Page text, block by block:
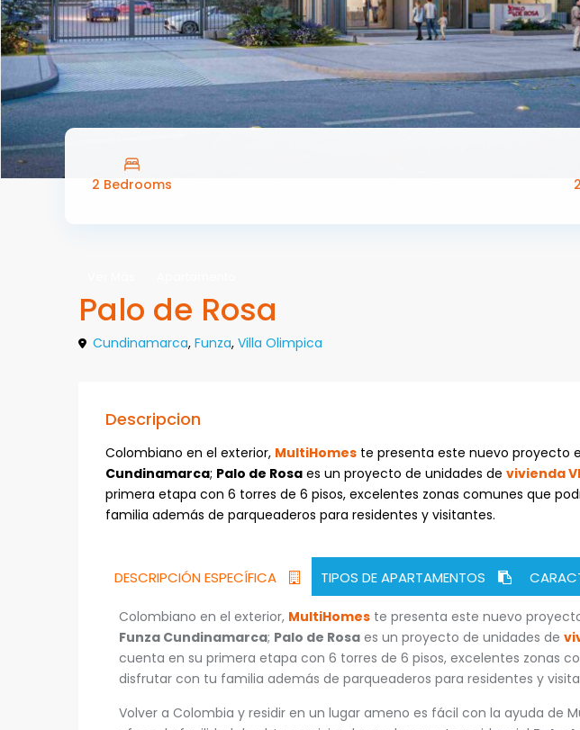
2 Bedrooms
Palo de Rosa
Cundinamarca, Funza, Villa Olimpica
Descripcion
Colombiano en el exterior, MultiHomes te presenta este nuevo proyecto
Cundinamarca; Palo de Rosa es un proyecto de unidades de vivienda
primera etapa con 6 torres de 6 pisos, excelentes zonas comunes que
familia además de parqueaderos para residentes y visitantes.
DESCRIPCIÓN ESPECÍFICA TIPOS DE APARTAMENTOS
Colombiano en el exterior, MultiHomes te presenta este nuevo
Funza Cundinamarca; Palo de Rosa es un proyecto de unidades de
cuenta en su primera etapa con 6 torres de 6 pisos, excelentes zonas
disfrutar con tu familia además de parqueaderos para residentes y
Volver a Colombia y residir en un lugar ameno es fácil con la ayuda de